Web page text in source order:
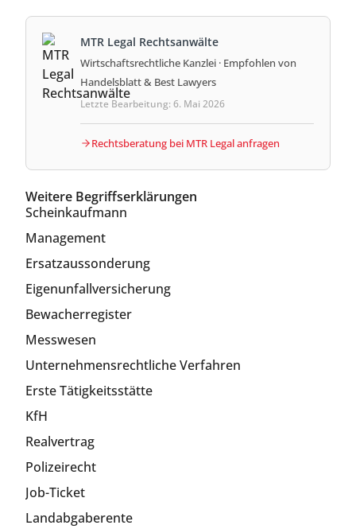
MTR Legal Rechtsanwälte
Wirtschaftsrechtliche Kanzlei · Empfohlen von
Handelsblatt & Best Lawyers
Letzte Bearbeitung: 6. Mai 2026
Rechtsberatung bei MTR Legal anfragen
Weitere Begriffserklärungen
Scheinkaufmann
Management
Ersatzaussonderung
Eigenunfallversicherung
Bewacherregister
Messwesen
Unternehmensrechtliche Verfahren
Erste Tätigkeitsstätte
KfH
Realvertrag
Polizeirecht
Job-Ticket
Landabgaberente